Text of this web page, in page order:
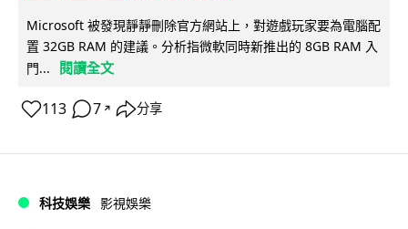
Microsoft 被發現靜靜刪除官方網站上，對遊戲玩家要為電腦配
置 32GB RAM 的建議。分析指微軟同時新推出的 8GB RAM 入
門...
閱讀全文
113 7 ↗ 分享
科技娛樂 影視娛樂